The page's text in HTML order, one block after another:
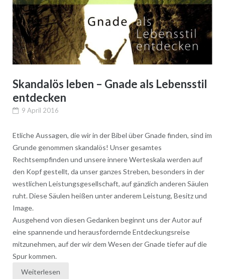
Skandalös leben – Gnade als Lebensstil
entdecken
9 April 2016
Etliche Aussagen, die wir in der Bibel über Gnade finden, sind im
Grunde genommen skandalös! Unser gesamtes
Rechtsempfinden und unsere innere Werteskala werden auf
den Kopf gestellt, da unser ganzes Streben, besonders in der
westlichen Leistungsgesellschaft, auf gänzlich anderen Säulen
ruht. Diese Säulen heißen unter anderem Leistung, Besitz und
Image.
Ausgehend von diesen Gedanken beginnt uns der Autor auf
eine spannende und herausfordernde Entdeckungsreise
mitzunehmen, auf der wir dem Wesen der Gnade tiefer auf die
Spur kommen.
Weiterlesen